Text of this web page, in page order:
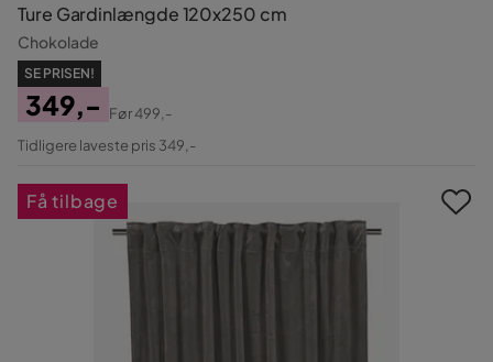
Ture Gardinlængde 120x250 cm
Chokolade
SE PRISEN!
Pris
349,-
Original
Før499,-
Tidligere laveste pris 349,-
Få tilbage